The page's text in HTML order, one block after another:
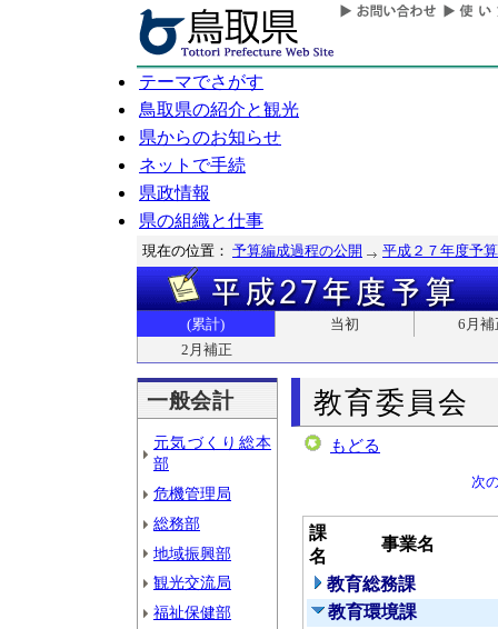
テーマでさがす
鳥取県の紹介と観光
県からのお知らせ
ネットで手続
県政情報
県の組織と仕事
現在の位置： 予算編成過程の公開 平成２７年度予算
(累計) 当初
6月補
2月補正
一般会計
元気づくり総本
部
危機管理局
総務部
地域振興部
観光交流局
福祉保健部
教育委員会
もどる
次
課
名
事業名
教育総務課
教育環境課